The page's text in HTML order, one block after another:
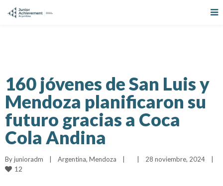
160 jóvenes de San Luis y
Mendoza planificaron su
futuro gracias a Coca
Cola Andina
By junioradm Argentina, Mendoza 28 noviembre, 2024
12